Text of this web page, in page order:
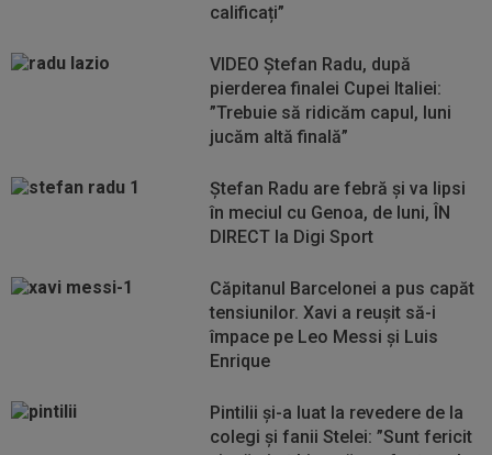
calificați”
VIDEO Ștefan Radu, după
pierderea finalei Cupei Italiei:
”Trebuie să ridicăm capul, luni
jucăm altă finală”
Ștefan Radu are febră și va lipsi
în meciul cu Genoa, de luni, ÎN
DIRECT la Digi Sport
Căpitanul Barcelonei a pus capăt
tensiunilor. Xavi a reușit să-i
împace pe Leo Messi și Luis
Enrique
Pintilii și-a luat la revedere de la
colegi și fanii Stelei: ”Sunt fericit